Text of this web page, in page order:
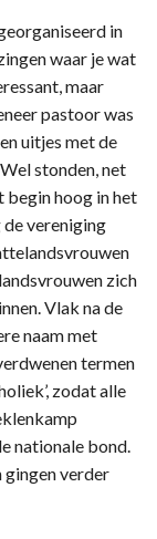
in
waar je wat
maar
pastoor was
uitjes met de
stonden, net
begin hoog in het
de vereniging
zich
Vlak na de
naam met
termen
zodat alle
nationale bond.
gingen verder